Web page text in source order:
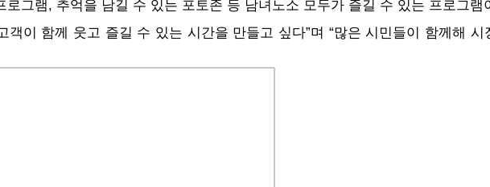
그램, 추억을 남길 수 있는 포토존 등 남녀노소 모두가 즐길 수 있는 프로그램
이 함께 웃고 즐길 수 있는 시간을 만들고 싶다”며 “많은 시민들이 함께해